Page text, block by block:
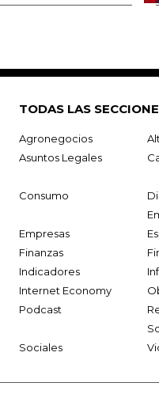
TODAS LAS
Agronegocios
Asuntos Legales
Consumo
Empresas
Finanzas
Indicadores
Internet Economy
Podcast
Sociales